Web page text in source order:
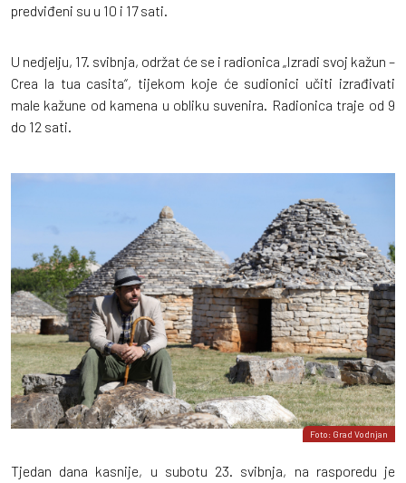
predviđeni su u 10 i 17 sati.
U nedjelju, 17. svibnja, održat će se i radionica „Izradi svoj kažun –
Crea la tua casita“, tijekom koje će sudionici učiti izrađivati
male kažune od kamena u obliku suvenira. Radionica traje od 9
do 12 sati.
Foto: Grad Vodnjan
Tjedan dana kasnije, u subotu 23. svibnja, na rasporedu je